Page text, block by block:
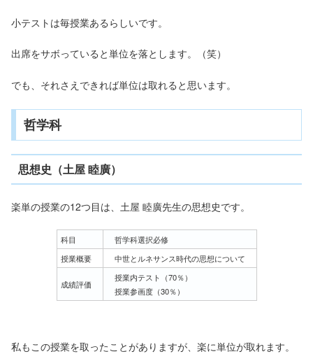
小テストは毎授業あるらしいです。
出席をサボっていると単位を落とします。（笑）
でも、それさえできれば単位は取れると思います。
哲学科
思想史（土屋 睦廣）
楽単の授業の12つ目は、土屋 睦廣先生の思想史です。
科目
哲学科選択必修
授業概要
中世とルネサンス時代の思想について
成績評価
授業内テスト（70％）
授業参画度（30％）
私もこの授業を取ったことがありますが、楽に単位が取れます。